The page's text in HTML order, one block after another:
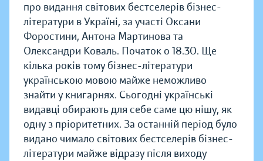
про видання світових бестселерів бізнес-
літератури в Україні, за участі Оксани
Форостини, Антона Мартинова та
Олександри Коваль. Початок о 18.30. Ще
кілька років тому бізнес-літератури
українською мовою майже неможливо
знайти у книгарнях. Сьогодні українські
видавці обирають для себе саме цю нішу, як
одну з пріоритетних. За останній період було
видано чимало світових бестселерів бізнес-
літератури майже відразу після виходу